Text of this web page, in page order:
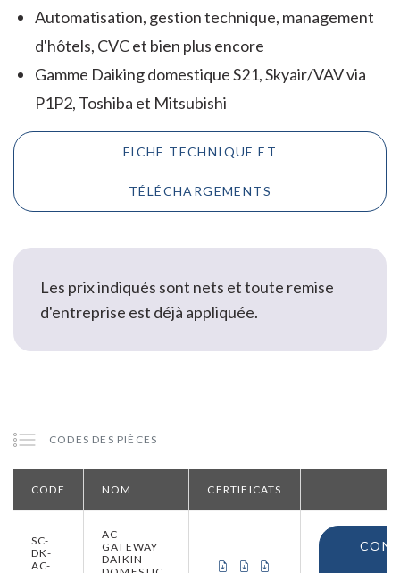
Automatisation, gestion technique, management
d'hôtels, CVC et bien plus encore
Gamme Daiking domestique S21, Skyair/VAV via
P1P2, Toshiba et Mitsubishi
FICHE TECHNIQUE ET
TÉLÉCHARGEMENTS
Les prix indiqués sont nets et toute remise
d'entreprise est déjà appliquée.
CODES DES PIÈCES
CODE NOM CERTIFICATS
SC-
DK-
AC-
AC
GATEWAY
DAIKIN
CERTIFICAT DE
CERTIFICAT DE